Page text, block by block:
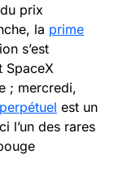
prix
la prime
s’est
SpaceX
; mercredi,
perpétuel est un
l’un des rares